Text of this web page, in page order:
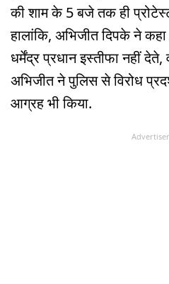
की शाम के 5 बजे तक ही
हालांकि, अभिजीत दिपके ने
धर्मेंद्र प्रधान इस्तीफा नहीं
अभिजीत ने पुलिस से विरोध
आग्रह भी किया.